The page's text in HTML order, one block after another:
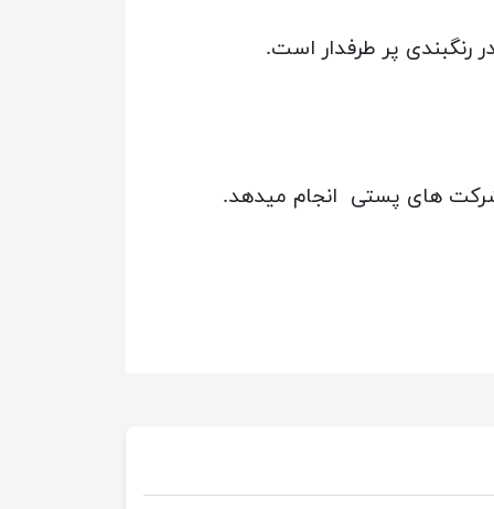
پر طرفدار است.
های پستی انجام میدهد.